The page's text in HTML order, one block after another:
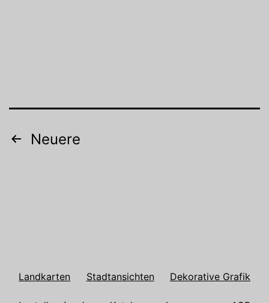
Beitragsnavigation
Neuere
Landkarten Stadtansichten Dekorative Grafik